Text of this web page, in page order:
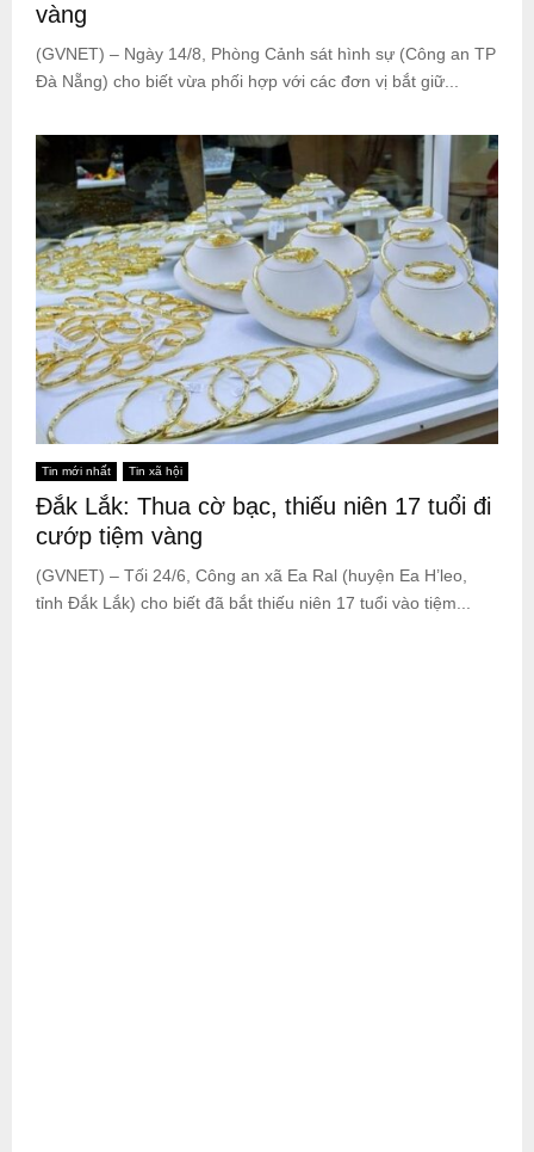
vàng
(GVNET) – Ngày 14/8, Phòng Cảnh sát hình sự (Công an TP
Đà Nẵng) cho biết vừa phối hợp với các đơn vị bắt giữ...
Tin mới nhất Tin xã hội
Đắk Lắk: Thua cờ bạc, thiếu niên 17 tuổi đi
cướp tiệm vàng
(GVNET) – Tối 24/6, Công an xã Ea Ral (huyện Ea H’leo,
tỉnh Đắk Lắk) cho biết đã bắt thiếu niên 17 tuổi vào tiệm...